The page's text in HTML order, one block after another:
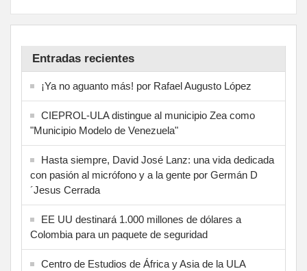
Entradas recientes
¡Ya no aguanto más! por Rafael Augusto López
CIEPROL-ULA distingue al municipio Zea como
"Municipio Modelo de Venezuela"
Hasta siempre, David José Lanz: una vida dedicada
con pasión al micrófono y a la gente por Germán D
´Jesus Cerrada
EE UU destinará 1.000 millones de dólares a
Colombia para un paquete de seguridad
Centro de Estudios de África y Asia de la ULA